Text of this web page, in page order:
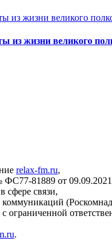
из жизни великого
relax-fm.ru,
81889 от 09.09.2021
сфере связи,
ограниченной
.